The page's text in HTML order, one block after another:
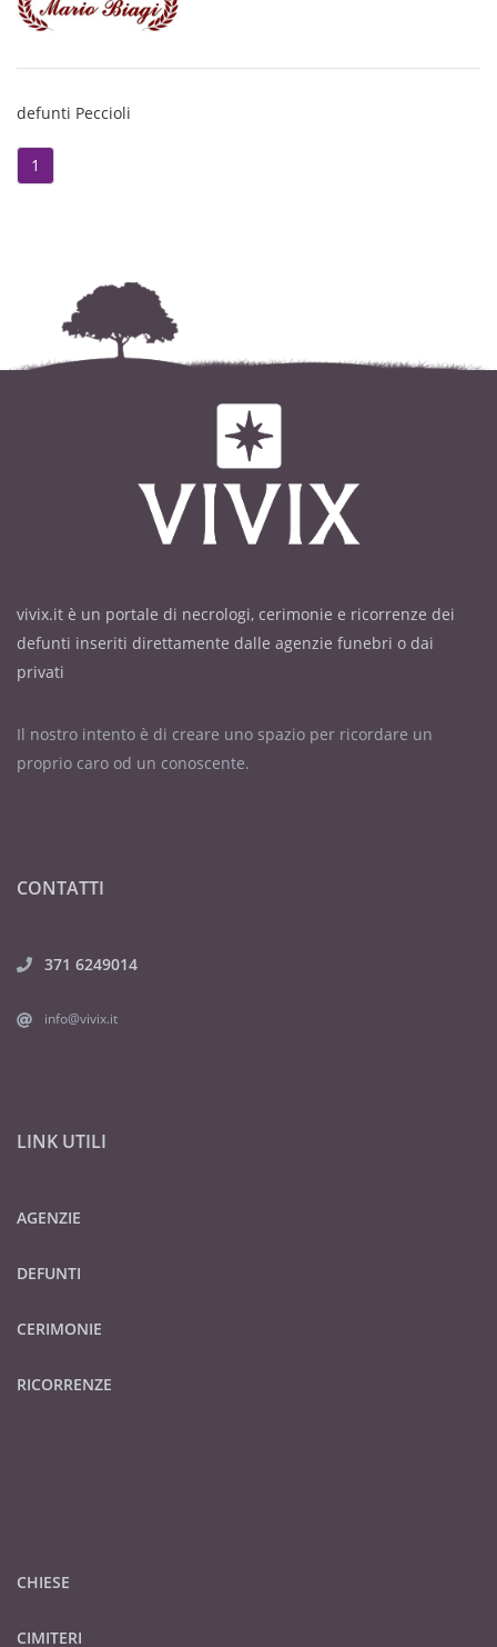
defunti Peccioli
1
vivix.it è un portale di necrologi, cerimonie e ricorrenze dei
defunti inseriti direttamente dalle agenzie funebri o dai
privati
Il nostro intento è di creare uno spazio per ricordare un
proprio caro od un conoscente.
CONTATTI
371 6249014
info@vivix.it
LINK UTILI
AGENZIE
DEFUNTI
CERIMONIE
RICORRENZE
CHIESE
CIMITERI